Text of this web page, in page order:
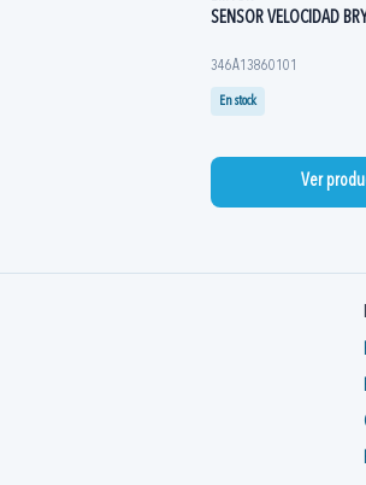
SENSOR VELOCIDAD
346A13860101
En stock
Ver